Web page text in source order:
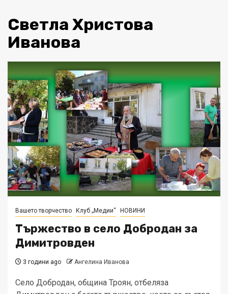
Светла Христова
Иванова
Вашето творчество Клуб „Медии“ НОВИНИ
Тържество в село Добродан за
Димитровден
3 години ago Ангелина Иванова
Село Добродан, община Троян, отбеляза